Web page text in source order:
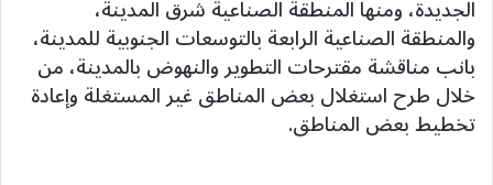
الجديدة، ومنها المنطقة الصناعية شرق المدينة،
والمنطقة الصناعية الرابعة بالتوسعات الجنوبية للمدينة،
بانب مناقشة مقترحات التطوير والنهوض بالمدينة، من
خلال طرح استغلال بعض المناطق غير المستغلة وإعادة
تخطيط بعض المناطق.